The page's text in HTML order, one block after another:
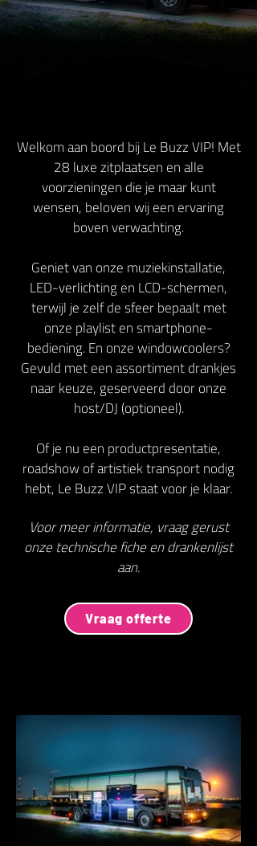
Welkom aan boord bij Le Buzz VIP! Met
28 luxe zitplaatsen en alle
voorzieningen die je maar kunt
wensen, beloven wij een ervaring
boven verwachting.
Geniet van onze muziekinstallatie,
LED-verlichting en LCD-schermen,
terwijl je zelf de sfeer bepaalt met
onze playlist en smartphone-
bediening. En onze windowcoolers?
Gevuld met een assortiment drankjes
naar keuze, geserveerd door onze
host/DJ (optioneel).
Of je nu een productpresentatie,
roadshow of artistiek transport nodig
hebt, Le Buzz VIP staat voor je klaar.
Voor meer informatie, vraag gerust
onze technische fiche en drankenlijst
aan.
Vraag offerte